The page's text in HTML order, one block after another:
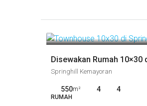
Springhill Kemayoran
550m² 4 4
RUMAH